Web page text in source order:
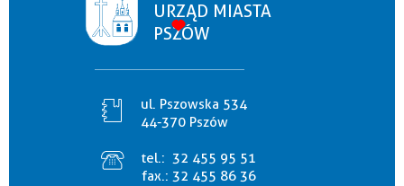
URZĄD MIASTA
PSZÓW
ul. Pszowska 534
44-370 Pszów
tel.: 32 455 95 51
fax.: 32 455 86 36